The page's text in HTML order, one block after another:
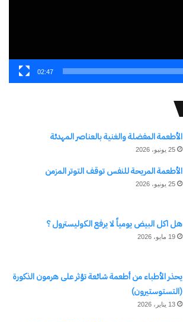
02:47
الأطعمة المفضلة والغنية بالعناصر المهدئة
25 يونيو، 2026
الأطعمة المريحة للنفس توقف التوتر المزمن
25 يونيو، 2026
هل اكل البيض يومياً لا يرفع الكوليسترول ؟
19 مايو، 2026
يحذر الأطباء من أطعمة شائعة تؤثر على هرمون الذكورة
(التستوستيرون)
13 يناير، 2026